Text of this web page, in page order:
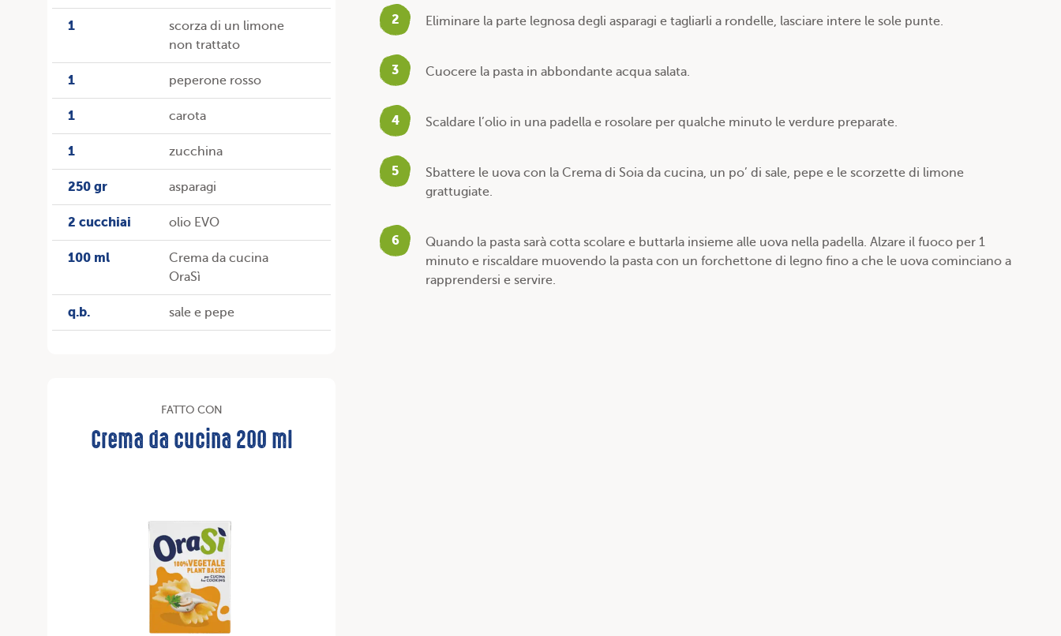
1
scorza di un limone
non trattato
1 peperone rosso
1 carota
1 zucchina
250 gr asparagi
2 cucchiai olio EVO
100 ml
Crema da cucina
OraSì
q.b. sale e pepe
FATTO CON
Crema da cucina 200 ml
2 Eliminare la parte legnosa degli asparagi e tagliarli a rondelle, lasciare intere le sole punte.
3 Cuocere la pasta in abbondante acqua salata.
4 Scaldare l’olio in una padella e rosolare per qualche minuto le verdure preparate.
5
Sbattere le uova con la Crema di Soia da cucina, un po’ di sale, pepe e le scorzette di limone
grattugiate.
6
Quando la pasta sarà cotta scolare e buttarla insieme alle uova nella padella. Alzare il fuoco per 1
minuto e riscaldare muovendo la pasta con un forchettone di legno fino a che le uova cominciano a
rapprendersi e servire.